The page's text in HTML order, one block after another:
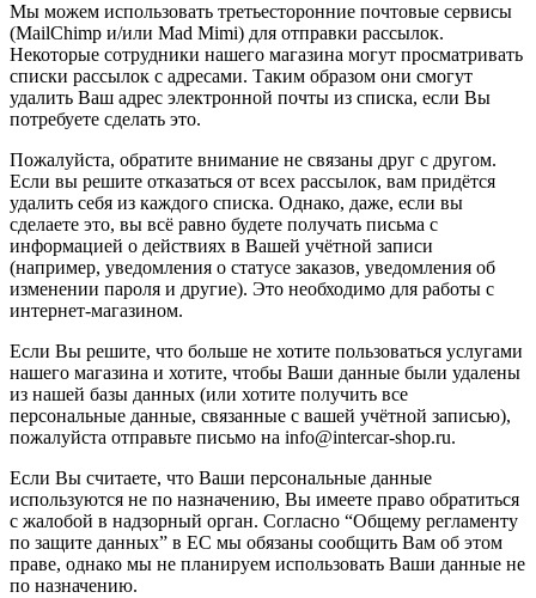
Мы можем использовать третьесторонние почтовые сервисы
(MailChimp и/или Mad Mimi) для отправки рассылок.
Некоторые сотрудники нашего магазина могут просматривать
списки рассылок с адресами. Таким образом они смогут
удалить Ваш адрес электронной почты из списка, если Вы
потребуете сделать это.
Пожалуйста, обратите внимание не связаны друг с другом.
Если вы решите отказаться от всех рассылок, вам придётся
удалить себя из каждого списка. Однако, даже, если вы
сделаете это, вы всё равно будете получать письма с
информацией о действиях в Вашей учётной записи
(например, уведомления о статусе заказов, уведомления об
изменении пароля и другие). Это необходимо для работы с
интернет-магазином.
Если Вы решите, что больше не хотите пользоваться услугами
нашего магазина и хотите, чтобы Ваши данные были удалены
из нашей базы данных (или хотите получить все
персональные данные, связанные с вашей учётной записью),
пожалуйста отправьте письмо на info@intercar-shop.ru.
Если Вы считаете, что Ваши персональные данные
используются не по назначению, Вы имеете право обратиться
с жалобой в надзорный орган. Согласно “Общему регламенту
по защите данных” в ЕС мы обязаны сообщить Вам об этом
праве, однако мы не планируем использовать Ваши данные не
по назначению.